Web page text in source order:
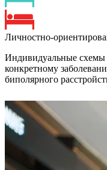
Личностно-
Индивидуальные схемы
конкретному
биполярного